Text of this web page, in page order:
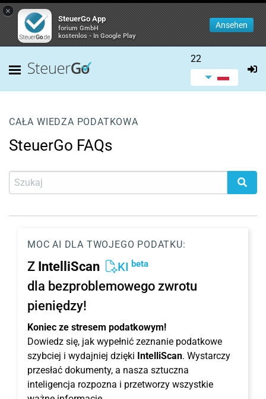
×
SteuerGo App
forium GmbH
kostenlos - In Google Play
Ansehen
22
CAŁA WIEDZA PODATKOWA
SteuerGo FAQs
MOC AI DLA TWOJEGO PODATKU:
Z IntelliScan KI beta
dla bezproblemowego zwrotu
pieniędzy!
Koniec ze stresem podatkowym!
Dowiedz się, jak wypełnić zeznanie podatkowe
szybciej i wydajniej dzięki IntelliScan. Wystarczy
przesłać dokumenty, a nasza sztuczna
inteligencja rozpozna i przetworzy wszystkie